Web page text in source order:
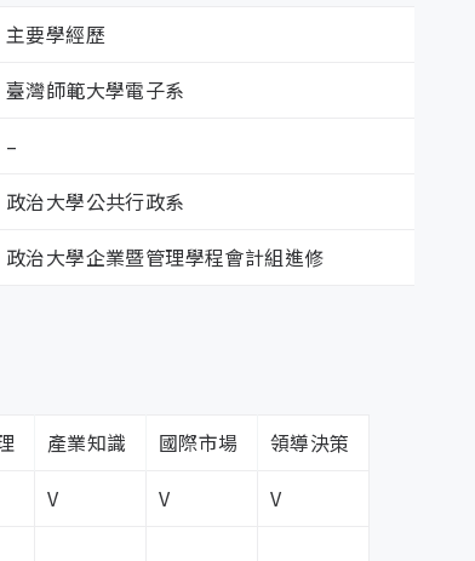
主要學經歷
臺灣師範大學電子系
–
政治大學公共行政系
政治大學企業暨管理學程會計組進修
產業知識 國際市場
領導決策
V V
V
文化常態化。
。
強化治理執行力與整合度。
與落實，以有效降低或轉移風險。
錄，妥善保存以備查核。風險管理小組應
、營運或法規遵循，應立即採取適當措
全管理制度持續符合法規與內部規範要
之執行情況。